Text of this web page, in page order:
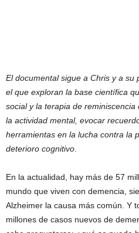
El documental sigue a Chris y a su
el que exploran la base científica
social y la terapia de
la actividad mental, evocar
herramientas en la lucha contra la
deterioro cognitivo
En la actualidad, hay más de 57
mundo que viven con demencia,
Alzheimer la causa más común. Y
millones de casos nuevos de